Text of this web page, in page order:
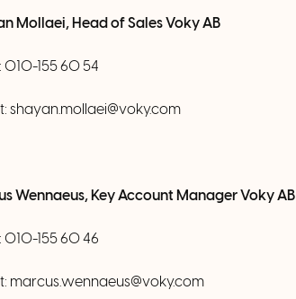
Mollaei, Head of Sales VokyAB
010-155 60 54
shayan.mollaei@voky.com
Wennaeus, Key Account Manager VokyAB
010-155 60 46
marcus.wennaeus@voky.com